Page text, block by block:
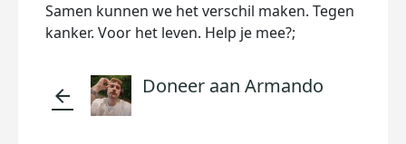
Samen kunnen we het verschil maken. Tegen
kanker. Voor het leven. Help je mee?;
arrow_back Doneer aan Armando